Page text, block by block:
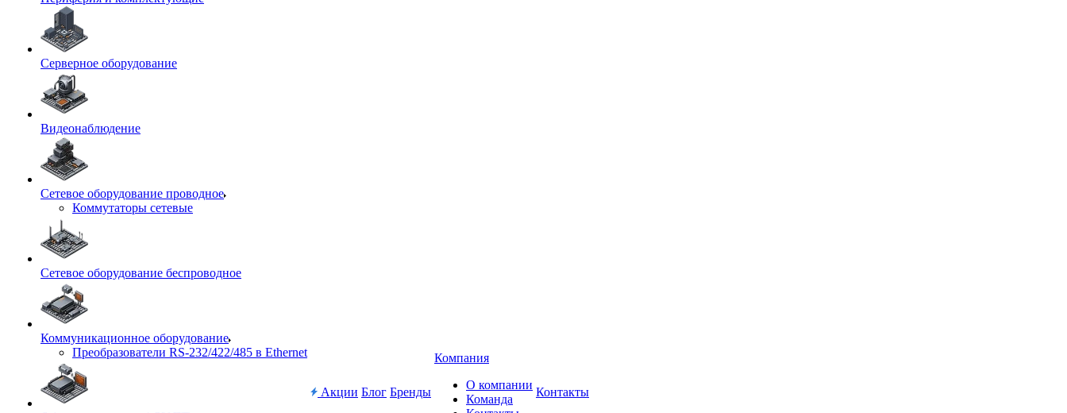
Серверное оборудование
Видеонаблюдение
Сетевое оборудование проводное
Коммутаторы сетевые
Сетевое оборудование беспроводное
Коммуникационное оборудование
Преобразователи RS-232/422/485 в Ethernet
Акции Блог Бренды
Компания
О компании
Команда
Контакты